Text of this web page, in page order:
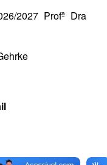
2027 Profª Dra